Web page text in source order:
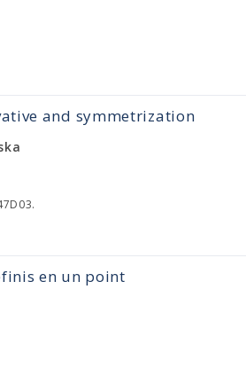
and symmetrization
en un point